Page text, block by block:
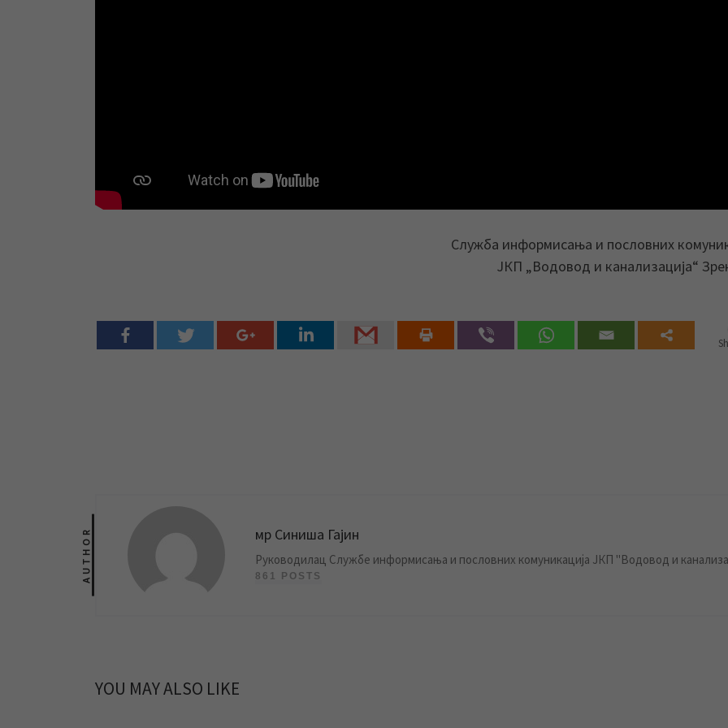
Служба информисања и пословних
ЈКП „Водовод и канализација“
AUTHOR мр Синиша Гајин
Руководилац Службе информисања и пословних комуникација ЈКП "Водовод и
861 POSTS
YOU MAY ALSO LIKE